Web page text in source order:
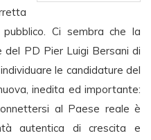
Ci sembra che la
del PD Pier Luigi Bersani di
le candidature del
inedita ed importante:
al Paese reale è
autentica di crescita e